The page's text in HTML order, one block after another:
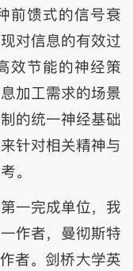
前馈式的信号衰
对信息的有效过
效节能的神经策
加工需求的场景
的统一神经基础
针对相关精神与
。
一完成单位，我
作者，曼彻斯特
者。剑桥大学英